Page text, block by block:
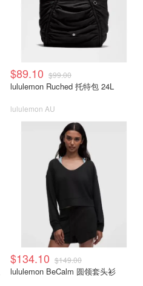
$89.10 $99.00
lululemon Ruched 托特包 24L
lululemon AU
$134.10 $149.00
lululemon BeCalm 圆领套头衫